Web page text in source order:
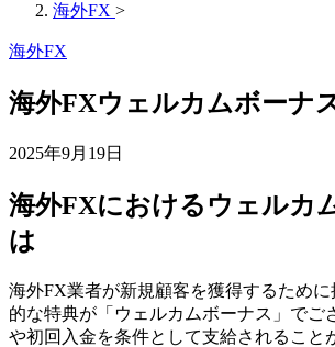
海外FX >
海外FX
海外FXウェルカムボーナ
2025年9月19日
海外FXにおけるウェルカ
は
海外FX業者が新規顧客を獲得するため
的な特典が「ウェルカムボーナス」でご
や初回入金を条件として支給されること